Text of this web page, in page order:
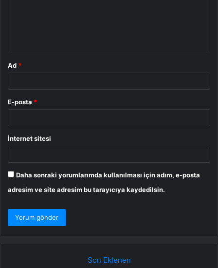
Ad *
E-posta *
İnternet sitesi
Daha sonraki yorumlarımda kullanılması için adım, e-posta
adresim ve site adresim bu tarayıcıya kaydedilsin.
Son Eklenen